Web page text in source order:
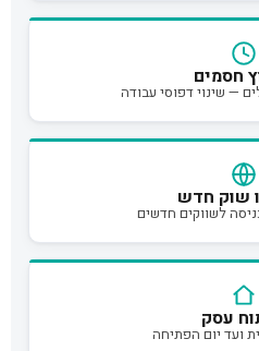
חסמים
— שינוי דפוסי עבודה
שוק חדש
לשווקים חדשים
עסק
ועד יום הפתיחה